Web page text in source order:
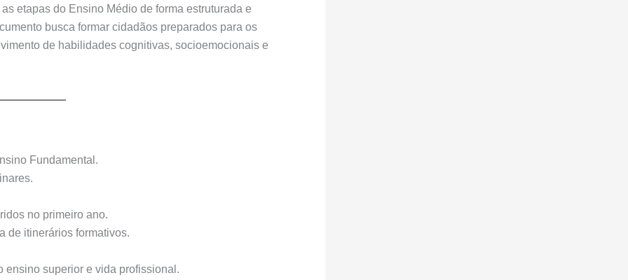
etapas do Ensino Médio de forma estruturada e
busca formar cidadãos preparados para os
de habilidades cognitivas, socioemocionais e
Fundamental.
no primeiro ano.
de itinerários formativos.
ensino superior e vida profissional.